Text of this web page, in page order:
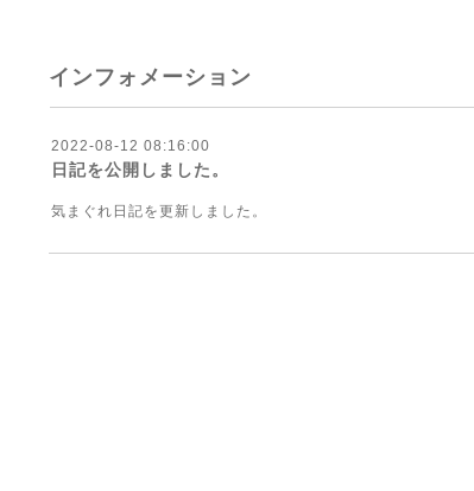
インフォメーション
2022-08-12 08:16:00
日記を公開しました。
気まぐれ日記を更新しました。